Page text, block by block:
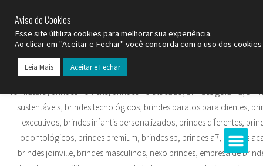
Aviso de Cookies
Esse site últiliza cookies para melhorar sua experiência.
Ao clicar em "Aceitar e Fechar" você concorda com o uso dos
Leia Mais Aceitar e Fechar